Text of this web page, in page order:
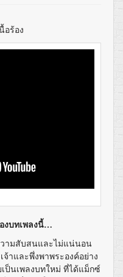
อร้อง
งบทเพลงนี้…
ามสับสนและไม่แน่นอน
าและพึ่งพาพระองค์อย่าง
ป็นเพลงบทใหม่ ที่ได้แม็กซ์